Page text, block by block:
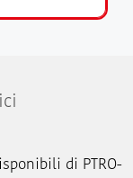
di PTRO-